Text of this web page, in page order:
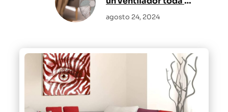
noche?
agosto 24, 2024